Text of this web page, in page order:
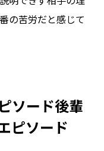
の苦労だと感じて
ソード後輩
ピソード